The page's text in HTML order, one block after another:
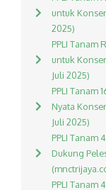
untuk
2025)
PPLI Tanam
untuk
Juli 2025)
PPLI Tanam
Nyata
Juli 2025)
PPLI Tanam
Dukung
PPLI Tanam